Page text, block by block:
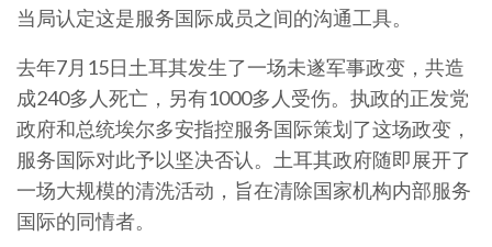
当局认定这是服务国际成员之间的沟通工具。
去年7月15日土耳其发生了一场未遂军事政变，共造
成240多人死亡，另有1000多人受伤。执政的正发党
政府和总统埃尔多安指控服务国际策划了这场政变，
服务国际对此予以坚决否认。土耳其政府随即展开了
一场大规模的清洗活动，旨在清除国家机构内部服务
国际的同情者。